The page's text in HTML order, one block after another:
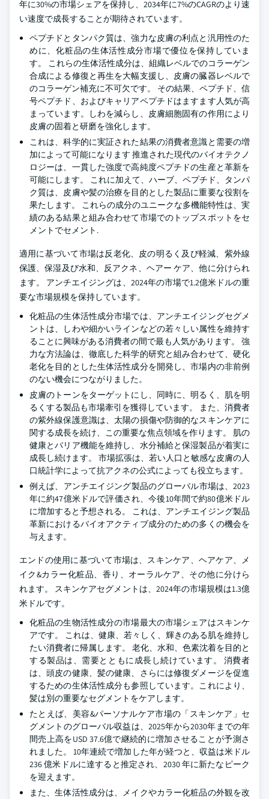
年に30%の市場シェアを保持し、2034年に7%のCAGRのより速
い速度で成長することが期待されています。
ペプチドとタンパク質は、強力な皮膚の利点と汎用性のた
めに、化粧品の生体活性成分市場で優位を保持していま
す。 これらの生体活性成分は、組織レベルでのコラーゲン
合成による修復と再生を大幅支援し、皮膚の臓器レベルで
のコラーゲン補充に不可欠です。 その結果、ペプチド、信
号ペプチド、およびキャリアペプチドはますます人気が高
まっています。しわを減らし、皮膚細胞固有の作用により
皮膚の固着と研磨を強化します。
これは、科学的に実証された結果の消費者意識と需要の増
加によって可能になります 推進された現代のバイオテクノ
ロジーは、一貫した強度で高純度ペプチドの生産と革新を
可能にします。 これに加えて、ハーブ、ペプチド、タンパ
ク質は、皮膚や髪の治療を目的とした製品に重要な役割を
果たします。 これらの成分のユニークな多機能特性は、実
績のある結果と組み合わせて市場でのトップスポットをセ
メントでセメント.
適用に基づいて市場は反老化、皮の明るく及び軽減、紫外線
保護、保湿及び水和、反アクネ、ヘアー ケア、他に分けられ
ます。 アンチエイジングは、2024年の市場で1.2億米ドルの重
要な市場規模を保持しています。
化粧品の生体活性成分市場では、アンチエイジングセグメ
ントは、しわや細かいラインなどの若々しい属性を維持す
ることに興味がある消費者の間で最も人気があります。 強
力な方法論は、徹底した科学的研究と組み合わせて、硬化
老化を目的とした生体活性成分を開発し、市場内の非前例
のない機会につながりました。
皮膚のトーンをターゲットにし、同時に、明るく、肌を明
るくする製品も市場牽引を獲得しています。 また、消費者
の紫外線保護意識は、太陽の損傷や防御的なスキンケアに
関する成長を続け、この重要な焦点領域を作ります。 肌の
健康とバリア機能を維持し、水分補給と保湿製品が着実に
成長し続けます。 市場拡張は、若い人口と敏感な皮膚の人
口統計学によって抗アクネの公式によっても役立ちます。
例えば、アンチエイジング製品のグローバル市場は、2023
年に約47億米ドルで評価され、今後10年間で約80億米ドル
に増加すると予想される。 これは、アンチエイジング製品
革新におけるバイオアクティブ成分のための多くの機会を
与えます。
エンドの使用に基づいて市場は、スキンケア、ヘアケア、メ
イク&カラー化粧品、香り、オーラルケア、その他に分けら
れます。 スキンケアセグメントは、2024年の市場規模は1.3億
米ドルです。
化粧品の生物活性成分の市場最大の市場シェアはスキンケ
アです。 これは、健康、若々しく、輝きのある肌を維持し
たい消費者に帰属します。 老化、水和、色素沈着を目的と
する製品は、需要とともに成長し続けています。 消費者
は、頭皮の健康、髪の健康、さらには修復ダメージを促進
するための生体活性成分も参照しています。これにより、
髪は別の重要なセグメントをケアします。
たとえば、美容&パーソナルケア市場の「スキンケア」セ
グメントのグローバル収益は、2025年から2030年までの年
間売上高をUSD 37.6億で継続的に増加させることが予測さ
れました。 10年連続で増加した年が経つと、収益は米ドル
236 億米ドルに達すると推定され、2030 年に新たなピーク
を迎えます。
また、生体活性成分は、メイクやカラー化粧品の外観を改